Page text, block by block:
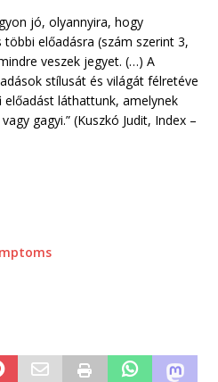
jó, olyannyira, hogy
előadásra (szám szerint 3,
veszek jegyet. (…) A
stílusát és világát félretéve
láthattunk, amelynek
gagyi.” (Kuszkó Judit, Index –